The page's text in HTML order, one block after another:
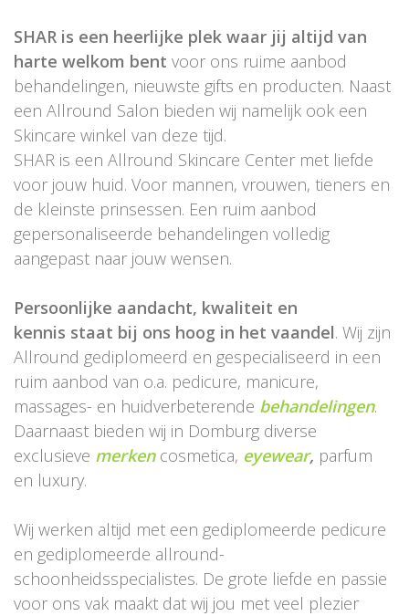
SHAR is een heerlijke plek waar jij altijd van
harte welkom bent voor ons ruime aanbod
behandelingen, nieuwste gifts en producten. Naast
een Allround Salon bieden wij namelijk ook een
Skincare winkel van deze tijd.
SHAR is een Allround Skincare Center met liefde
voor jouw huid. Voor mannen, vrouwen, tieners en
de kleinste prinsessen. Een ruim aanbod
gepersonaliseerde behandelingen volledig
aangepast naar jouw wensen.
Persoonlijke aandacht, kwaliteit en
kennis staat bij ons hoog in het vaandel. Wij zijn
Allround gediplomeerd en gespecialiseerd in een
ruim aanbod van o.a. pedicure, manicure,
massages- en huidverbeterende behandelingen.
Daarnaast bieden wij in Domburg diverse
exclusieve merkencosmetica, eyewear, parfum
en luxury.
Wij werken altijd met een gediplomeerde pedicure
en gediplomeerde allround-
schoonheidsspecialistes. De grote liefde en passie
voor ons vak maakt dat wij jou met veel plezier